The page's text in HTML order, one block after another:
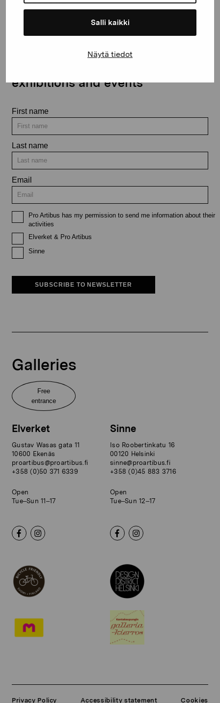
Salli kaikki
Näytä tiedot
Contact us
exhibitions and events
First name
Last name
Email
Pro Artibus has my permission to send me information about their
activities
Elverket & Pro Artibus
Sinne
SUBSCRIBE TO NEWSLETTER
Galleries
Free
entrance
Elverket
Gustav Wasas gata 11
10600 Ekenäs
proartibus@proartibus.fi
+358 (0)50 371 6339
Open
Tue–Sun 11–17
Sinne
Iso Roobertinkatu 16
00120 Helsinki
sinne@proartibus.fi
+358 (0)45 883 3716
Open
Tue–Sun 12–17
Privacy Policy Accessibility statement Cookies